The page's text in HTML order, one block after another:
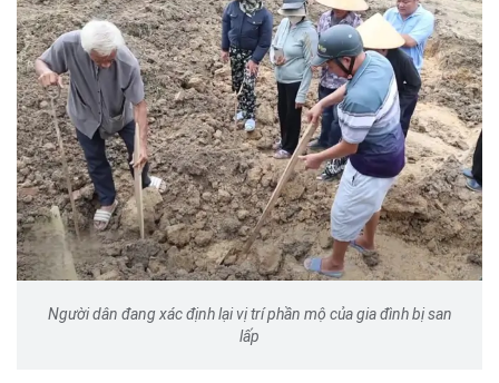
Người dân đang xác định lại vị trí phần mộ của gia đình bị san
lấp